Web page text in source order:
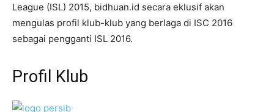
League (ISL) 2015, bidhuan.id secara eklusif akan
mengulas profil klub-klub yang berlaga di ISC 2016
sebagai pengganti ISL 2016.
Profil Klub